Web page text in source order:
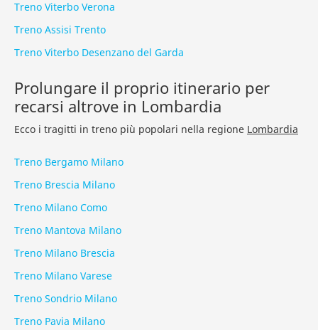
Treno Viterbo Verona
Treno Assisi Trento
Treno Viterbo Desenzano del Garda
Prolungare il proprio itinerario per
recarsi altrove in Lombardia
Ecco i tragitti in treno più popolari nella regione Lombardia
Treno Bergamo Milano
Treno Brescia Milano
Treno Milano Como
Treno Mantova Milano
Treno Milano Brescia
Treno Milano Varese
Treno Sondrio Milano
Treno Pavia Milano